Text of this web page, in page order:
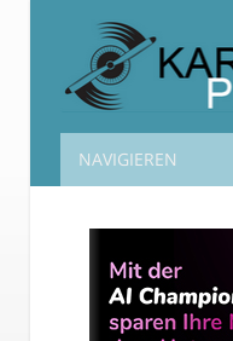
NAVIGIEREN